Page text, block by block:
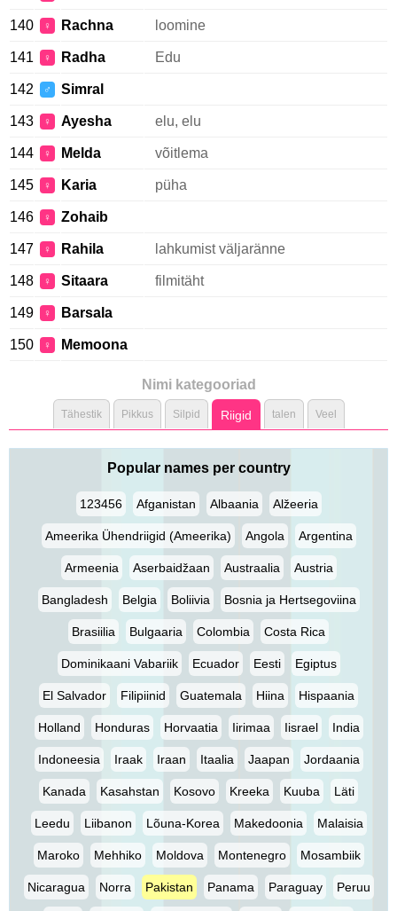
140 ♀ Rachna loomine
141 ♀ Radha Edu
142 ♂ Simral
143 ♀ Ayesha elu, elu
144 ♀ Melda võitlema
145 ♀ Karia püha
146 ♀ Zohaib
147 ♀ Rahila lahkumist väljaränne
148 ♀ Sitaara filmitäht
149 ♀ Barsala
150 ♀ Memoona
Nimi kategooriad
Tähestik Pikkus Silpid Riigid talen Veel
Popular names per country
123456 Afganistan Albaania Alžeeria
Ameerika Ühendriigid (Ameerika) Angola Argentina
Armeenia Aserbaidžaan Austraalia Austria
Bangladesh Belgia Boliivia Bosnia ja Hertsegoviina
Brasiilia Bulgaaria Colombia Costa Rica
Dominikaani Vabariik Ecuador Eesti Egiptus
El Salvador Filipiinid Guatemala Hiina Hispaania
Holland Honduras Horvaatia Iirimaa Iisrael India
Indoneesia Iraak Iraan Itaalia Jaapan Jordaania
Kanada Kasahstan Kosovo Kreeka Kuuba Läti
Leedu Liibanon Lõuna-Korea Makedoonia Malaisia
Maroko Mehhiko Moldova Montenegro Mosambiik
Nicaragua Norra Pakistan Panama Paraguay Peruu